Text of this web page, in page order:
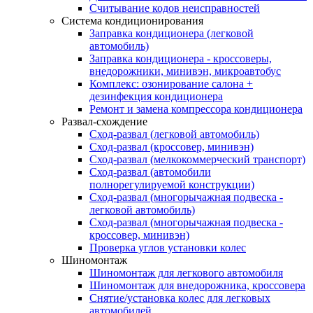
Считывание кодов неисправностей
Система кондиционирования
Заправка кондиционера (легковой
автомобиль)
Заправка кондиционера - кроссоверы,
внедорожники, минивэн, микроавтобус
Комплекс: озонирование салона +
дезинфекция кондиционера
Ремонт и замена компрессора кондиционера
Развал-схождение
Сход-развал (легковой автомобиль)
Сход-развал (кроссовер, минивэн)
Сход-развал (мелкокоммерческий транспорт)
Сход-развал (автомобили
полнорегулируемой конструкции)
Сход-развал (многорычажная подвеска -
легковой автомобиль)
Сход-развал (многорычажная подвеска -
кроссовер, минивэн)
Проверка углов установки колес
Шиномонтаж
Шиномонтаж для легкового автомобиля
Шиномонтаж для внедорожника, кроссовера
Снятие/установка колес для легковых
автомобилей